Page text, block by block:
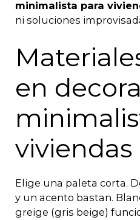
minimalista para
ni soluciones
en
viviendas
Elige una paleta corta.
y un acento bastan.
greige (gris beige)